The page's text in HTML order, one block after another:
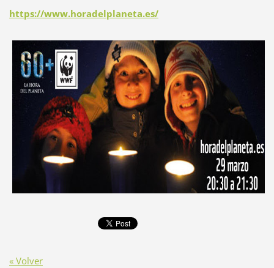
https://www.horadelplaneta.es/
« Volver